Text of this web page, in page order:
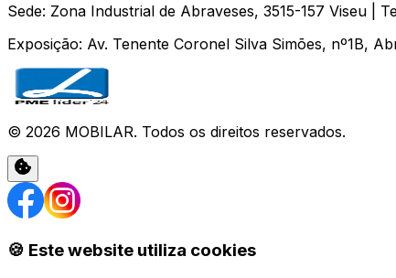
Sede: Zona Industrial de Abraveses, 3515-157 Viseu |
Exposição: Av. Tenente Coronel Silva Simões, nº1B,
© 2026 MOBILAR. Todos os direitos reservados.
🍪 Este website utiliza cookies